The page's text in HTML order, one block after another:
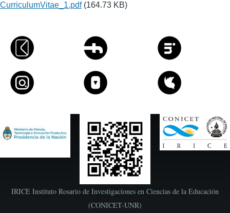
CurriculumVitae_1.pdf (164.73 KB)
IRICE Instituto Rosario de Investigaciones en Ciencias de la Educación
(CONICET-UNR)